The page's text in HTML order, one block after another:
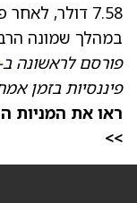
7.58 דולר,
במהלך שמונה
פורסם לראשונה
פיננסיות בזמן
>>